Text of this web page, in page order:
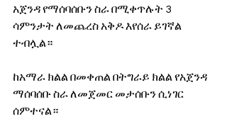
አጀንዳ የማሰባሰቡን ስራ በሚቀጥሉት 3
ሳምንታት ለመጨረስ አቅዶ እየሰራ ይገኛል
ተብሏል።
ከአማራ ክልል በመቀጠል በትግራይ ክልል የአጀንዳ
ማሰባሰቡ ስራ ለመጀመር መታሰቡን ሲነገር
ሰምተናል።